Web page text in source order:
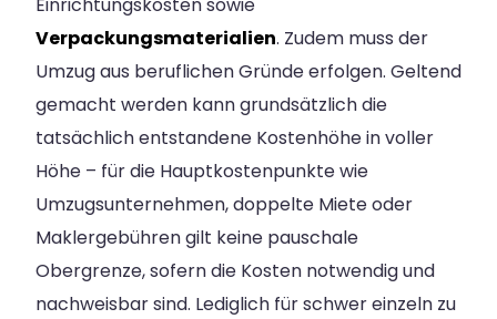
Einrichtungskosten sowie
Verpackungsmaterialien. Zudem muss der
Umzug aus beruflichen Gründe erfolgen. Geltend
gemacht werden kann grundsätzlich die
tatsächlich entstandene Kostenhöhe in voller
Höhe – für die Hauptkostenpunkte wie
Umzugsunternehmen, doppelte Miete oder
Maklergebühren gilt keine pauschale
Obergrenze, sofern die Kosten notwendig und
nachweisbar sind. Lediglich für schwer einzeln zu